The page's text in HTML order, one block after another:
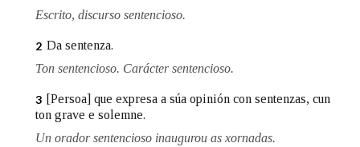
BUSCAR NO CONTIDO
Nas definicións
Escrito, discurso sentencioso.
2 Da sentenza.
Ton sentencioso. Carácter sentencioso.
3 [Persoa] que expresa a súa opinión con sentenzas, cun
ton grave e solemne.
Un orador sentencioso inaugurou as xornadas.